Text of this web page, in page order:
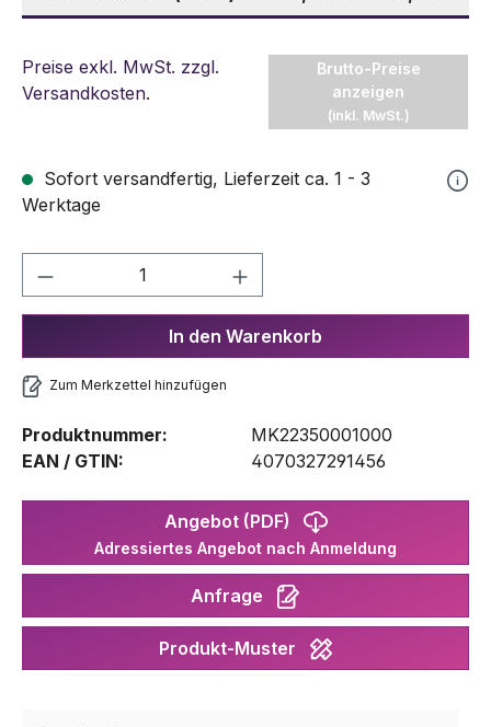
Preise exkl. MwSt. zzgl.
Versandkosten.
Brutto-Preise
anzeigen
(inkl. MwSt.)
Sofort versandfertig, Lieferzeit ca. 1 - 3
Werktage
Produkt Anzahl: Gib den
In den Warenkorb
Zum Merkzettel hinzufügen
Produktnummer:
MK22350001000
EAN / GTIN:
4070327291456
Angebot (PDF)
Adressiertes Angebot nach Anmeldung
Anfrage
Produkt-Muster